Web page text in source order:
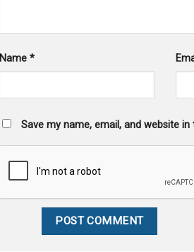
Name *
Save my name, email, and website